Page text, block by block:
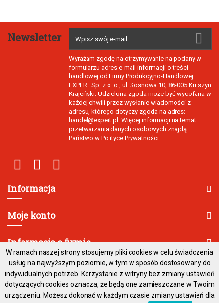
Newsletter
Wyrażam zgodę na otrzymywanie na podany w
formularzu adres e-mail informacji o treści
handlowej od Firmy Produkcyjno-Handlowej
EXPERT Sp. z o. o., ul. Sosnowa 10, 86-005 Kruszyn
Krajeński. Udzielona zgoda może być wycofana w
każdej chwili przez wysłanie wiadomości z
adresu, którego dotyczy zgoda na adres:
handel@expert.pl. Więcej informacji na temat
przetwarzania danych osobowych znajdą
Państwo w Polityce Prywatności.
Informacja
Moje konto
Informacja o firmie
W ramach naszej strony stosujemy pliki cookies w celu świadczenia
usług na najwyższym poziomie, w tym w sposób dostosowany do
indywidualnych potrzeb. Korzystanie z witryny bez zmiany ustawień
dotyczących cookies oznacza, że będą one zamieszczane w Twoim
urządzeniu. Możesz dokonać w każdym czasie zmiany ustawień dla